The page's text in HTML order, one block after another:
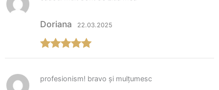
Evaluat la5
Doriana 22.03.2025
profesionism! bravo și mulțumesc